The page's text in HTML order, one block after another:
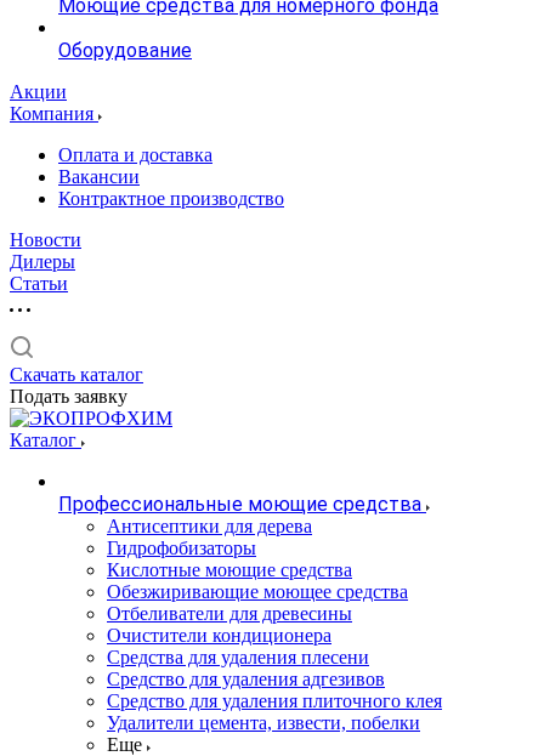
Моющие средства для номерного фонда
Оборудование
Акции
Компания
Оплата и доставка
Вакансии
Контрактное производство
Новости
Дилеры
Статьи
Скачать каталог
Подать заявку
Каталог
Профессиональные моющие средства
Антисептики для дерева
Гидрофобизаторы
Кислотные моющие средства
Обезжиривающие моющее средства
Отбеливатели для древесины
Очистители кондиционера
Средства для удаления плесени
Средство для удаления адгезивов
Средство для удаления плиточного клея
Удалители цемента, извести, побелки
Еще